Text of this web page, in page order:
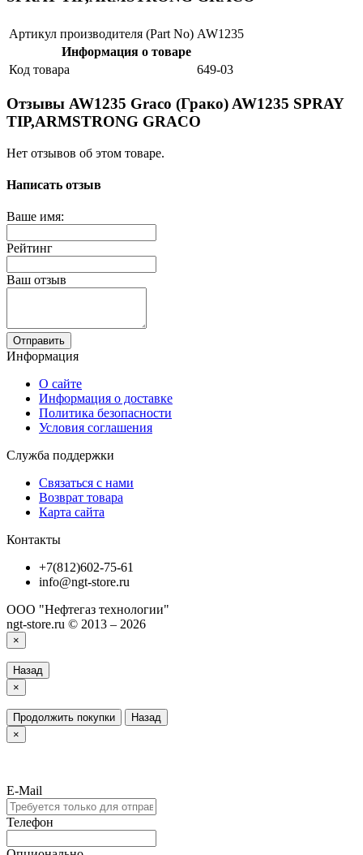
Артикул производителя (Part No) AW1235
Информация о товаре
Код товара
649-03
Отзывы AW1235 Graco (Грако) AW1235 SPRAY
TIP,ARMSTRONG GRACO
Нет отзывов об этом товаре.
Написать отзыв
Ваше имя:
Рейтинг
Ваш отзыв
Отправить
Информация
О сайте
Информация о доставке
Политика безопасности
Условия соглашения
Служба поддержки
Связаться с нами
Возврат товара
Карта сайта
Контакты
+7(812)602-75-61
info@ngt-store.ru
ООО "Нефтегаз технологии"
ngt-store.ru © 2013 – 2026
×
Назад
×
Продолжить покупки
Назад
×
E-Mail
Телефон